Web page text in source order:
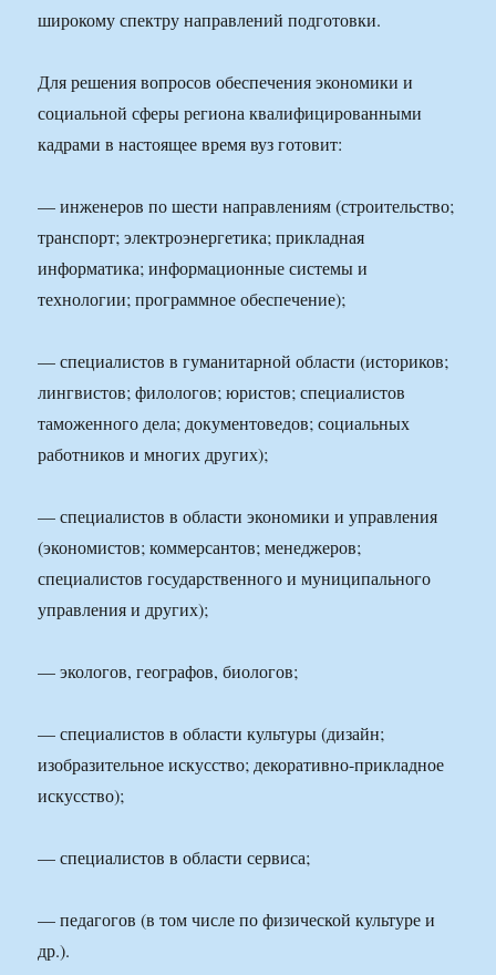
широкому спектру направлений подготовки.
Для решения вопросов обеспечения экономики и
социальной сферы региона квалифицированными
кадрами в настоящее время вуз готовит:
— инженеров по шести направлениям (строительство;
транспорт; электроэнергетика; прикладная
информатика; информационные системы и
технологии; программное обеспечение);
— специалистов в гуманитарной области (историков;
лингвистов; филологов; юристов; специалистов
таможенного дела; документоведов; социальных
работников и многих других);
— специалистов в области экономики и управления
(экономистов; коммерсантов; менеджеров;
специалистов государственного и муниципального
управления и других);
— экологов, географов, биологов;
— специалистов в области культуры (дизайн;
изобразительное искусство; декоративно-прикладное
искусство);
— специалистов в области сервиса;
— педагогов (в том числе по физической культуре и
др.).